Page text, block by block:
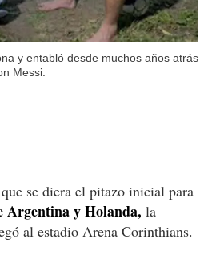
y entabló desde muchos años atrás
Messi.
se diera el pitazo inicial para
Argentina y Holanda, la
al estadio Arena Corinthians.